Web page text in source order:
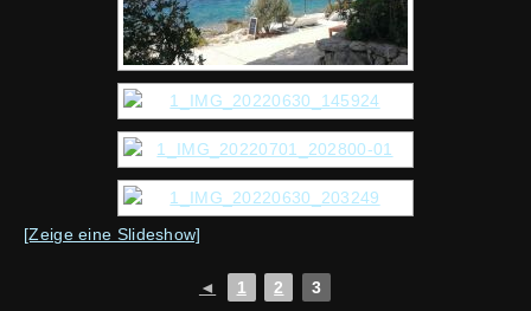
[Zeige eine Slideshow]
◄ 1 2 3